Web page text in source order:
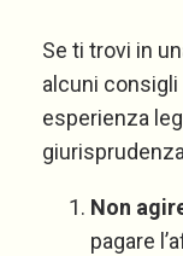
Se ti trovi in
alcuni
esperienza
Non
pagare